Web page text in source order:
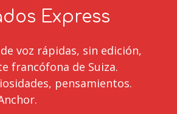
Express
voz rápidas, sin edición,
francófona de Suiza.
pensamientos.